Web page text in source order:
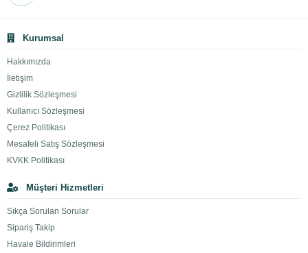
Kurumsal
Hakkımızda
İletişim
Gizlilik Sözleşmesi
Kullanıcı Sözleşmesi
Çerez Politikası
Mesafeli Satış Sözleşmesi
KVKK Politikası
Müşteri Hizmetleri
Sıkça Sorulan Sorular
Sipariş Takip
Havale Bildirimleri